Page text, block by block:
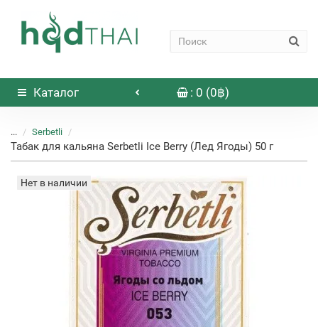
Каталог : 0 (0฿)
... Serbetli
Табак для кальяна Serbetli Ice Berry (Лед Ягоды) 50 г
Нет в наличии